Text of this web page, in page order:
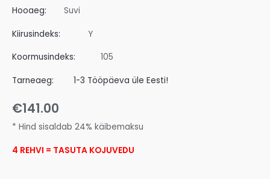
Hooaeg: Suvi
Kiirusindeks: Y
Koormusindeks: 105
Tarneaeg: 1-3 Tööpäeva üle Eesti!
€141.00
* Hind sisaldab 24% käibemaksu
4 REHVI = TASUTA KOJUVEDU